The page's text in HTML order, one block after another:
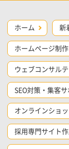
ホーム 新
ホームページ制作
ウェブコンサル
SEO対策・集客
オンラインショ
採用専門サイト